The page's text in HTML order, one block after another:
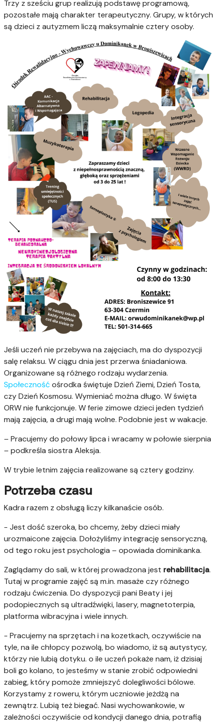
Trzy z sześciu grup realizują podstawę programową,
pozostałe mają charakter terapeutyczny. Grupy, w których
są dzieci z autyzmem liczą maksymalnie cztery osoby.
Jeśli uczeń nie przebywa na zajęciach, ma do dyspozycji
salę relaksu. W ciągu dnia jest przerwa śniadaniowa.
Organizowane są różnego rodzaju wydarzenia.
Społecznośćośrodka świętuje Dzień Ziemi, Dzień Tosta,
czy Dzień Kosmosu. Wymieniać można długo. W święta
ORW nie funkcjonuje. W ferie zimowe dzieci jeden tydzień
mają zajęcia, a drugi mają wolne. Podobnie jest w wakacje.
– Pracujemy do połowy lipca i wracamy w połowie sierpnia
– podkreśla siostra Aleksja.
W trybie letnim zajęcia realizowane są cztery godziny.
Potrzeba czasu
Kadra razem z obsługą liczy kilkanaście osób.
- Jest dość szeroka, bo chcemy, żeby dzieci miały
urozmaicone zajęcia. Dołożyliśmy integrację sensoryczną,
od tego roku jest psychologia – opowiada dominikanka.
Zaglądamy do sali, w której prowadzona jest rehabilitacja.
Tutaj w programie zajęć są m.in. masaże czy różnego
rodzaju ćwiczenia. Do dyspozycji pani Beaty i jej
podopiecznych są ultradźwięki, lasery, magnetoterpia,
platforma wibracyjna i wiele innych.
- Pracujemy na sprzętach i na kozetkach, oczywiście na
tyle, na ile chłopcy pozwolą, bo wiadomo, iż są autystycy,
którzy nie lubią dotyku. o ile uczeń pokaże nam, iż dzisiaj
boli go kolano, to jesteśmy w stanie zrobić odpowiedni
zabieg, który pomoże zmniejszyć dolegliwości bólowe.
Korzystamy z roweru, którym uczniowie jeżdżą na
zewnątrz. Lubią też biegać. Nasi wychowankowie, w
zależności oczywiście od kondycji danego dnia, potrafią